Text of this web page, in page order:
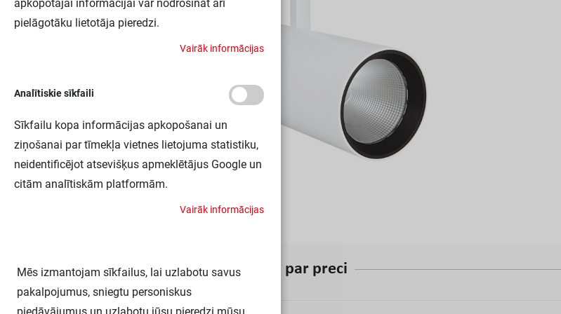
Inform par preci
apkopotajai informācijai var nodrošināt arī
pielāgotāku lietotāja pieredzi.
Vairāk informācijas
Analītiskie sīkfaili
Sīkfailu kopa informācijas apkopošanai un
ziņošanai par tīmekļa vietnes lietojuma statistiku,
neidentificējot atsevišķus apmeklētājus Google un
citām analītiskām platformām.
Vairāk informācijas
Mēs izmantojam sīkfailus, lai uzlabotu savus
pakalpojumus, sniegtu personiskus